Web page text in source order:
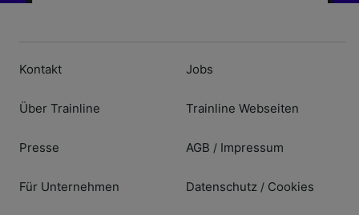
Kontakt
Über Trainline
Presse
Für Unternehmen
Jobs
Trainline Webseiten
AGB / Impressum
Datenschutz / Cookies